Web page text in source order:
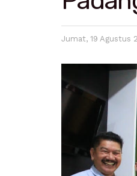
Jumat, 19 Agustus